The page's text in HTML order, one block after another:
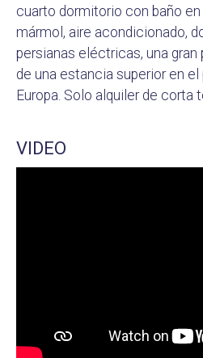
cuarto dormitorio con baño
mármol, aire acondicionado,
persianas eléctricas, una gran
de una estancia superior en el
Europa. Solo alquiler de corta
VIDEO